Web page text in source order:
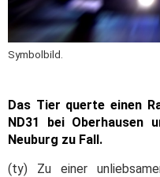
Symbolbild.
Das Tier querte einen
ND31 bei Oberhausen
Neuburg zu Fall.
(ty) Zu einer